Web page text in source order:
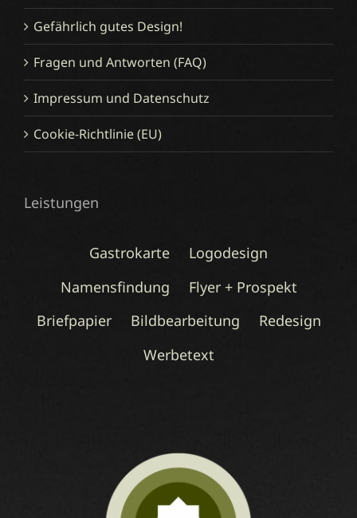
Gefährlich gutes Design!
Fragen und Antworten (FAQ)
Impressum und Datenschutz
Cookie-Richtlinie (EU)
Leistungen
Gastrokarte
Logodesign
Namensfindung
Flyer + Prospekt
Briefpapier
Bildbearbeitung
Redesign
Werbetext